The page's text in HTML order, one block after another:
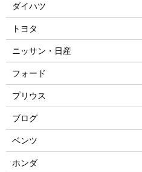
ダイハツ
トヨタ
ニッサン・日産
フォード
プリウス
ブログ
ベンツ
ホンダ